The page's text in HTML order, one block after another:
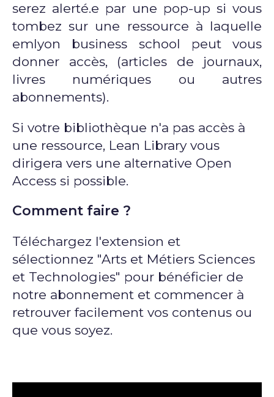
serez alerté.e par une pop-up si vous
tombez sur une ressource à laquelle
emlyon business school peut vous
donner accès, (articles de journaux,
livres numériques ou autres
abonnements).
Si votre bibliothèque n'a pas accès à
une ressource, Lean Library vous
dirigera vers une alternative Open
Access si possible.
Comment faire ?
Téléchargez l'extension et
sélectionnez "Arts et Métiers Sciences
et Technologies" pour bénéficier de
notre abonnement et commencer à
retrouver facilement vos contenus ou
que vous soyez.